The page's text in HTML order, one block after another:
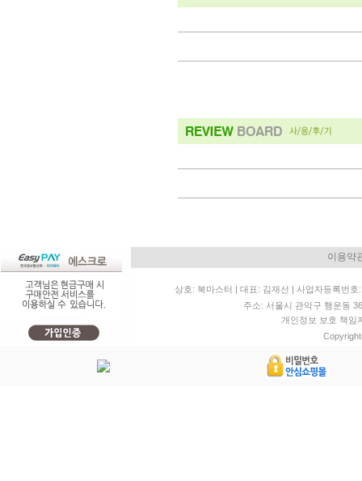
이용약
상호: 북마스터 | 대표: 김재선 | 사업자등록번
주소: 서울시 관악구 행운
개인정보 보호 책임